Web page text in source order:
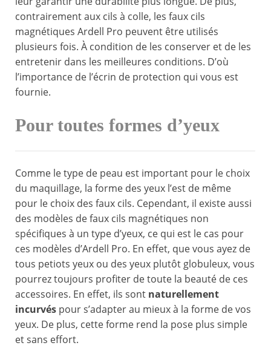
contrairement aux cils à colle, les faux cils
magnétiques Ardell Pro peuvent être utilisés
plusieurs fois. À condition de les conserver et de les
entretenir dans les meilleures conditions. D’où
l’importance de l’écrin de protection qui vous est
fournie.
Pour toutes formes d’yeux
Comme le type de peau est important pour le choix
du maquillage, la forme des yeux l’est de même
pour le choix des faux cils. Cependant, il existe aussi
des modèles de faux cils magnétiques non
spécifiques à un type d’yeux, ce qui est le cas pour
ces modèles d’Ardell Pro. En effet, que vous ayez de
tous petiots yeux ou des yeux plutôt globuleux, vous
pourrez toujours profiter de toute la beauté de ces
accessoires. En effet, ils sont naturellement
incurvés pour s’adapter au mieux à la forme de vos
yeux. De plus, cette forme rend la pose plus simple
et sans effort.